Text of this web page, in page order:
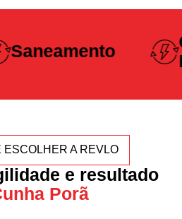
Construção
Pesada
ESCOLHER A REVLO
e resultado
Porã